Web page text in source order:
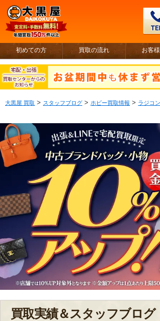
初めての方 買取の流れ お客
大黒屋 買取 > スタッフブログ > ホビー買取情報 > ラジコ
買取実績＆スタッフブログ